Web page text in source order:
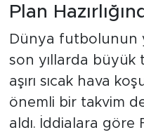
Plan
Dünya futbolunun
son yıllarda büyük
aşırı sıcak hava
önemli bir takvim
aldı. İddialara göre